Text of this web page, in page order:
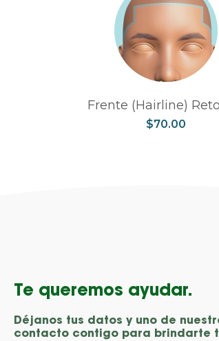
Frente (Hairline)
$70.00
Te queremos ayudar.
Déjanos tus datos y uno de
contacto contigo para brindarte